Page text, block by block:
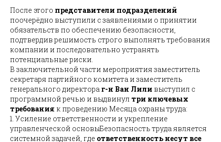
После этого представители подразделений
поочерёдно выступили с заявлениями о принятии
обязательств по обеспечению безопасности,
подтвердив решимость строго выполнять требования
компании и последовательно устранять
потенциальные риски.
В заключительной части мероприятия заместитель
секретаря партийного комитета и заместитель
генерального директора г-н Ван Лили выступил с
программной речью и выдвинул три ключевых
требования к проведению Месяца охраны труда:
1. Усиление ответственности и укрепление
управленческой основыБезопасность труда является
системной задачей, где ответственность несут все